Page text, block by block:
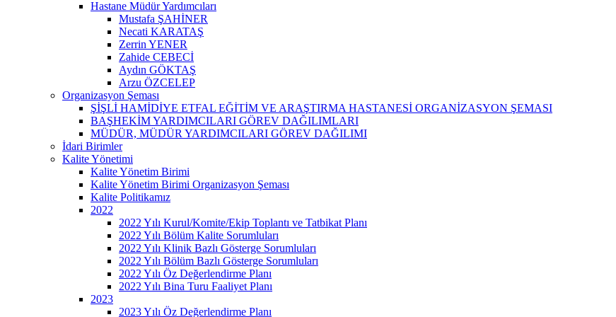
Hastane Müdür Yardımcıları
Mustafa ŞAHİNER
Necati KARATAŞ
Zerrin YENER
Zahide CEBECİ
Aydın GÖKTAŞ
Arzu ÖZCELEP
Organizasyon Şeması
ŞİŞLİ HAMİDİYE ETFAL EĞİTİM VE ARAŞTIRMA HASTANESİ ORGANİZASYON ŞEMASI
BAŞHEKİM YARDIMCILARI GÖREV DAĞILIMLARI
MÜDÜR, MÜDÜR YARDIMCILARI GÖREV DAĞILIMI
İdari Birimler
Kalite Yönetimi
Kalite Yönetim Birimi
Kalite Yönetim Birimi Organizasyon Şeması
Kalite Politikamız
2022
2022 Yılı Kurul/Komite/Ekip Toplantı ve Tatbikat Planı
2022 Yılı Bölüm Kalite Sorumluları
2022 Yılı Klinik Bazlı Gösterge Sorumluları
2022 Yılı Bölüm Bazlı Gösterge Sorumluları
2022 Yılı Öz Değerlendirme Planı
2022 Yılı Bina Turu Faaliyet Planı
2023
2023 Yılı Öz Değerlendirme Planı